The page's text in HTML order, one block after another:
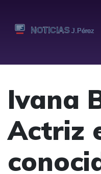
Ivana
Actriz